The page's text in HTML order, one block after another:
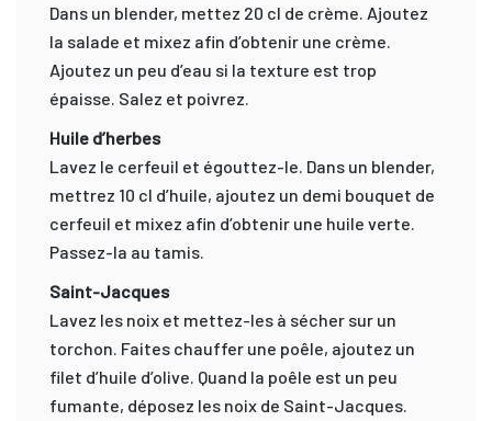
Dans un blender, mettez 20 cl de crème. Ajoutez
la salade et mixez afin d’obtenir une crème.
Ajoutez un peu d’eau si la texture est trop
épaisse. Salez et poivrez.
Huile d’herbes
Lavez le cerfeuil et égouttez-le. Dans un blender,
mettrez 10 cl d’huile, ajoutez un demi bouquet de
cerfeuil et mixez afin d’obtenir une huile verte.
Passez-la au tamis.
Saint-Jacques
Lavez les noix et mettez-les à sécher sur un
torchon. Faites chauffer une poêle, ajoutez un
filet d’huile d’olive. Quand la poêle est un peu
fumante, déposez les noix de Saint-Jacques.